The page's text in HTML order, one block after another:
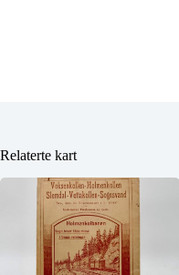
Relaterte kart